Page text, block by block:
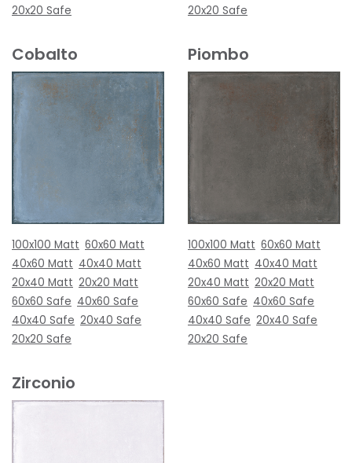
20x20 Safe
20x20 Safe
Cobalto
100x100 Matt 60x60 Matt
40x60 Matt 40x40 Matt
20x40 Matt 20x20 Matt
60x60 Safe 40x60 Safe
40x40 Safe 20x40 Safe
20x20 Safe
Piombo
100x100 Matt 60x60 Matt
40x60 Matt 40x40 Matt
20x40 Matt 20x20 Matt
60x60 Safe 40x60 Safe
40x40 Safe 20x40 Safe
20x20 Safe
Zirconio